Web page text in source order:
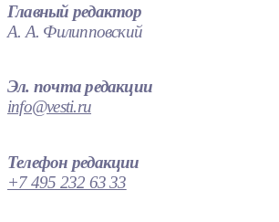
Главный редактор
А. А. Филипповский
Эл. почта редакции
info@vesti.ru
Телефон редакции
+7 495 232 63 33